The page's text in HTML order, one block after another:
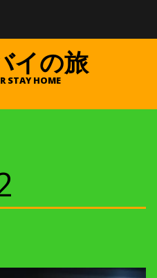
イの旅
STAY HOME